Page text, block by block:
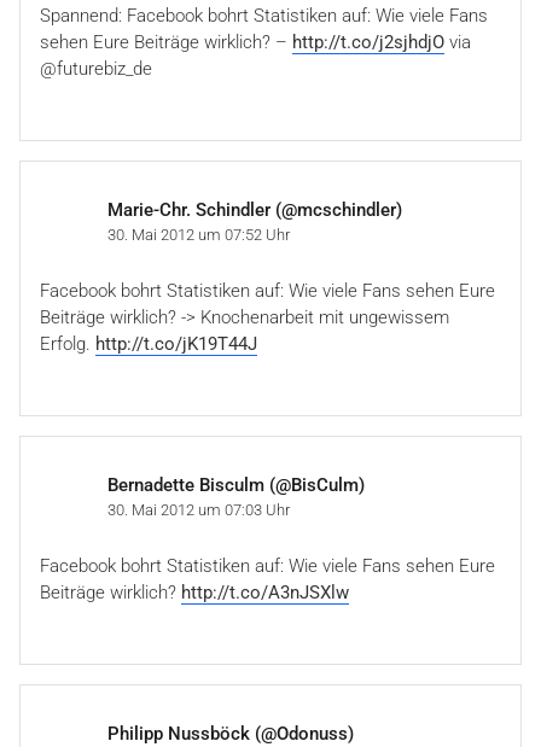
Spannend: Facebook bohrt Statistiken auf: Wie viele Fans
sehen Eure Beiträge wirklich? – http://t.co/j2sjhdjO via
@futurebiz_de
Marie-Chr. Schindler (@mcschindler)
30. Mai 2012 um 07:52 Uhr
Facebook bohrt Statistiken auf: Wie viele Fans sehen Eure
Beiträge wirklich? -> Knochenarbeit mit ungewissem
Erfolg. http://t.co/jK19T44J
Bernadette Bisculm (@BisCulm)
30. Mai 2012 um 07:03 Uhr
Facebook bohrt Statistiken auf: Wie viele Fans sehen Eure
Beiträge wirklich? http://t.co/A3nJSXlw
Philipp Nussböck (@Odonuss)